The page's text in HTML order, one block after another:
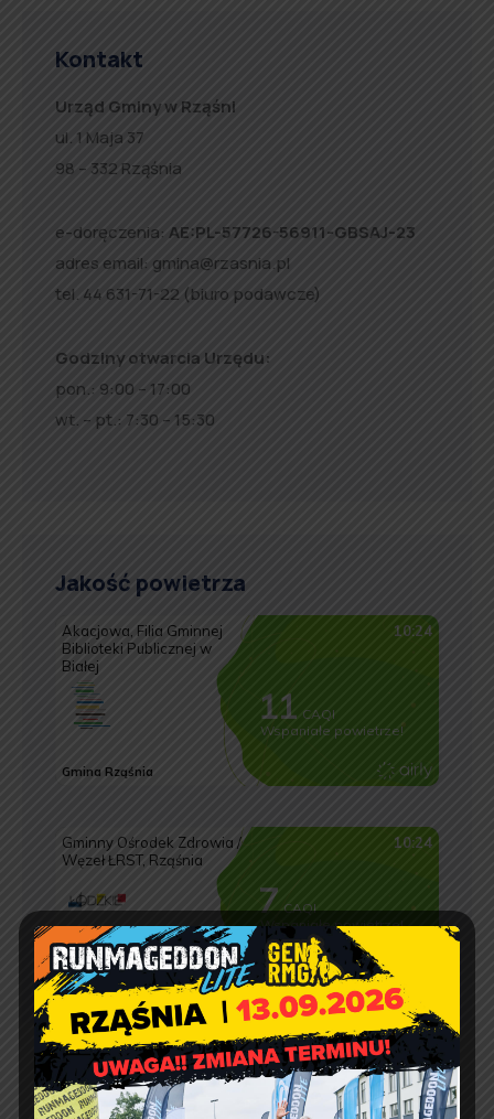
Kontakt
Urząd Gminy w Rząśni
ul. 1 Maja 37
98 – 332 Rząśnia
e-doręczenia: AE:PL-57726-56911-GBSAJ-23
adres email: gmina@rzasnia.pl
tel. 44 631-71-22 (biuro podawcze)
Godziny otwarcia Urzędu:
pon.: 9:00 – 17:00
wt. – pt.: 7:30 – 15:30
Jakość powietrza